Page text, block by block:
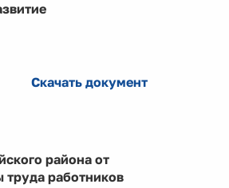
Скачать документ
района от
работников